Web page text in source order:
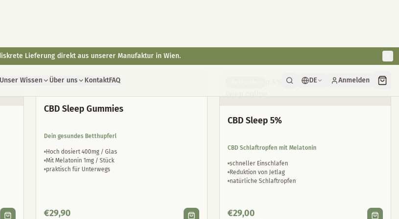
CBD Sleep Gummies
Dein gesundes Betthupferl
Hoch dosiert 400mg / Glas
Mit Melatonin 1mg / Stück
praktisch für Unterwegs
€29,90
CBD Sleep 5%
CBD Schlaftropfen mit Melatonin
schneller Einschlafen
Reduktion von Jetlag
natürliche Schlaftropfen
€29,00